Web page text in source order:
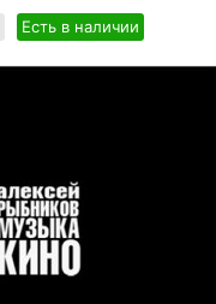
Есть в наличии